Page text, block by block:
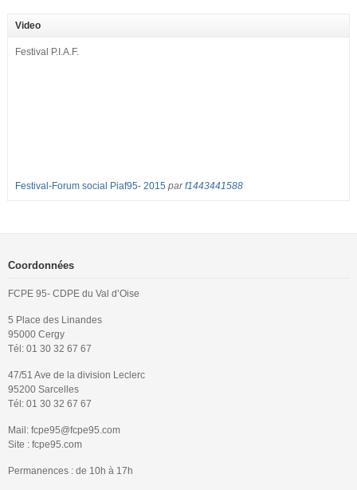
nombreuses classes de première et […]
Video
Festival P.I.A.F.
Festival-Forum social Piaf95- 2015 parf1443441588
Coordonnées
FCPE 95- CDPE du Val d’Oise
5 Place des Linandes
95000 Cergy
Tél: 01 30 32 67 67
47/51 Ave de la division Leclerc
95200 Sarcelles
Tél: 01 30 32 67 67
Mail: fcpe95@fcpe95.com
Site : fcpe95.com
Permanences : de 10h à 17h